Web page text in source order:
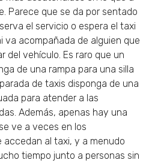
Parece que se da por sentado
el servicio o espera el taxi
va acompañada de alguien que
del vehículo. Es raro que un
de una rampa para una silla
de taxis disponga de una
para atender a las
Además, apenas hay una
ve a veces en los
accedan al taxi, y a menudo
tiempo junto a personas sin